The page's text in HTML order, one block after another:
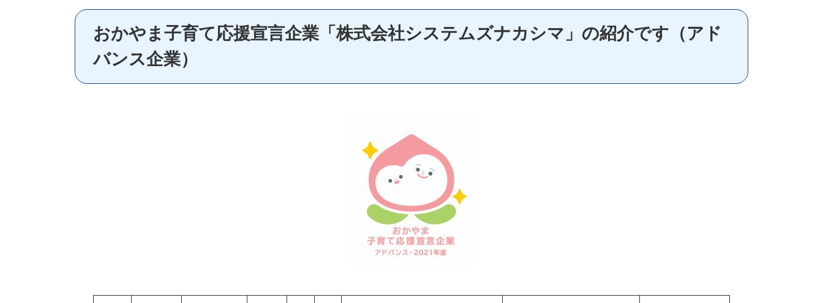
おかやま子育て応援宣言企業「株式会社システムズナカシマ」の紹介です（アド
バンス企業）